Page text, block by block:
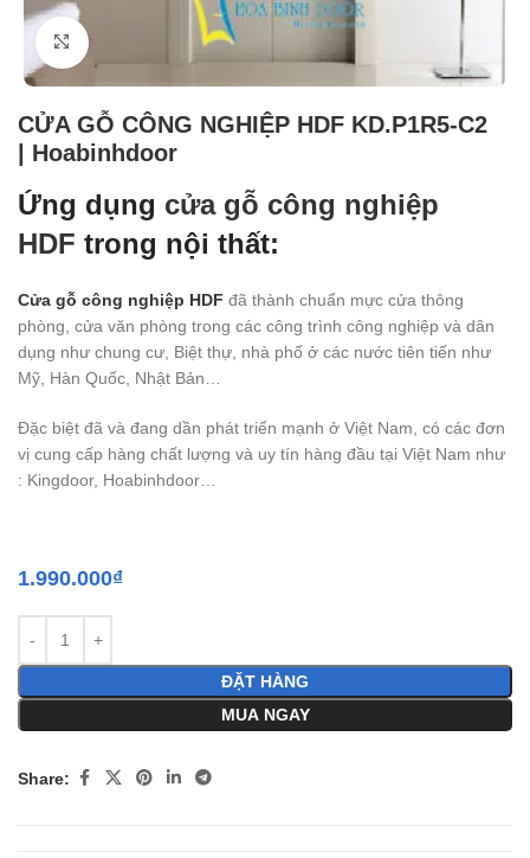
Click to enlarge
CỬA GỖ CÔNG NGHIỆP HDF KD.P1R5-C2
| Hoabinhdoor
Ứng dụng cửa gỗ công nghiệp
HDF trong nội thất:
Cửa gỗ công nghiệp HDF đã thành chuẩn mực cửa thông
phòng, cửa văn phòng trong các công trình công nghiệp và dân
dụng như chung cư, Biệt thự, nhà phố ở các nước tiên tiến như
Mỹ, Hàn Quốc, Nhật Bản…
Đặc biệt đã và đang dần phát triển mạnh ở Việt Nam, có các đơn
vị cung cấp hàng chất lượng và uy tín hàng đầu tại Việt Nam như
: Kingdoor, Hoabinhdoor…
1.990.000₫
ĐẶT HÀNG
MUA NGAY
Share: